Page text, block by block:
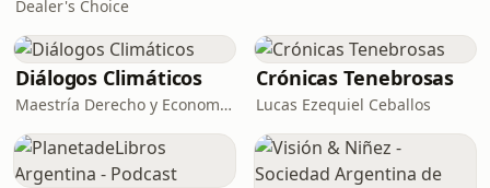
Dealer's Choice
Diálogos Climáticos
Maestría Derecho y Economía Cambio Climático
Crónicas Tenebrosas
Lucas Ezequiel Ceballos